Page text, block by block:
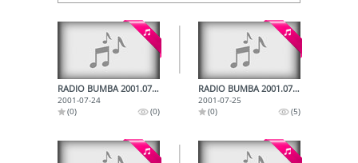
RADIO BUMBA 2001.07.24.
2001-07-24
(0)
(0)
RADIO BUMBA 2001.07.25.
2001-07-25
(0)
(5)